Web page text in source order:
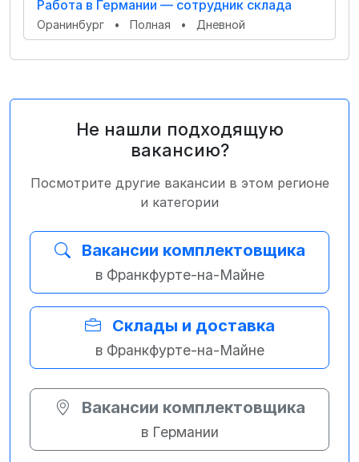
Работа в Германии — сотрудник склада
Оранинбург • Полная • Дневной
Не нашли подходящую
вакансию?
Посмотрите другие вакансии в этом регионе
и категории
Вакансии комплектовщика
в Франкфурте-на-Майне
Склады и доставка
в Франкфурте-на-Майне
Вакансии комплектовщика
в Германии